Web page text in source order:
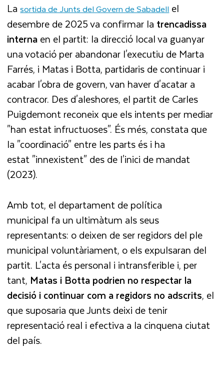
Lasortida de Junts del Govern de Sabadellel
desembre de 2025 va confirmar la trencadissa
internaen el partit: la direcció local va guanyar
una votació per abandonar l'executiu de Marta
Farrés, i Matas i Botta, partidaris de continuar i
acabar l'obra de govern, van haver d'acatar a
contracor. Des d'aleshores, el partit de Carles
Puigdemont reconeix que els intents per mediar
"han estat infructuoses". És més, constata que
la "coordinació" entre les parts és i ha
estat "innexistent" des de l'inici de mandat
(2023).
Amb tot, el departament de política
municipal fa un ultimàtum als seus
representants: o deixen de ser regidors del ple
municipal voluntàriament, o els expulsaran del
partit. L'acta és personal i intransferible i, per
tant, Matas i Botta podrien no respectar la
decisió i continuar com a regidors no adscrits, el
que suposaria que Junts deixi de tenir
representació real i efectiva a la cinquena ciutat
del país.